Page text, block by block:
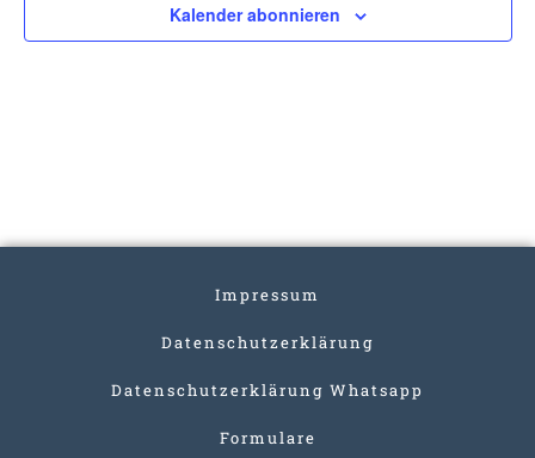
Kalender abonnieren
Impressum
Datenschutzerklärung
Datenschutzerklärung Whatsapp
Formulare